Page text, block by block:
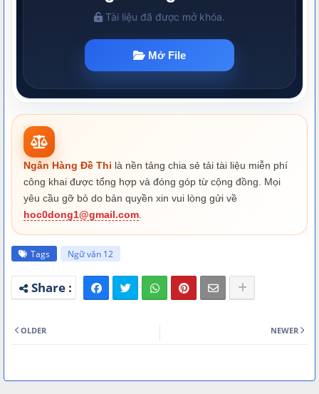
Ngân Hàng Đề Thi là nền tảng chia sẻ tải tài liệu miễn phí
công khai được tổng hợp và đóng góp từ cộng đồng. Mọi
yêu cầu gỡ bỏ do bản quyền xin vui lòng gửi về
hoc0dong1@gmail.com
Tags Ngữ văn 12
NEWER
OLDER